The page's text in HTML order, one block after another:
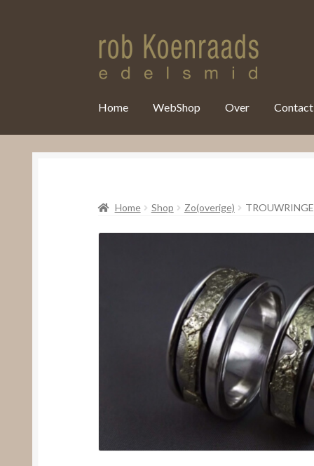
Home WebShop Over Contact
Home Shop Zo(overige)